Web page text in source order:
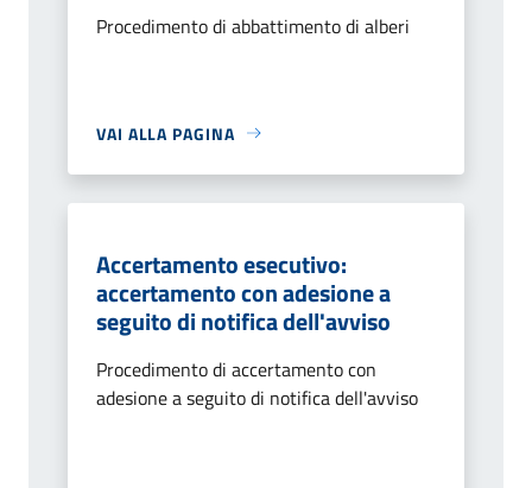
Procedimento di abbattimento di alberi
VAI ALLA PAGINA
Accertamento esecutivo:
accertamento con adesione a
seguito di notifica dell'avviso
Procedimento di accertamento con
adesione a seguito di notifica dell'avviso